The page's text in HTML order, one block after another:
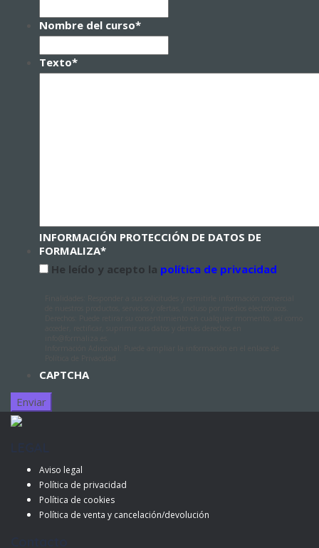
Nombre del curso*
Texto*
INFORMACIÓN PROTECCIÓN DE DATOS DE
FORMALIZA*
He leído y acepto la política de privacidad
CAPTCHA
Aviso legal
Política de privacidad
Política de cookies
Política de venta y cancelación/devolución